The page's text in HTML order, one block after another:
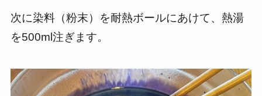
次に染料（粉末）を耐熱ボールにあけて、熱湯
を500ml注ぎます。